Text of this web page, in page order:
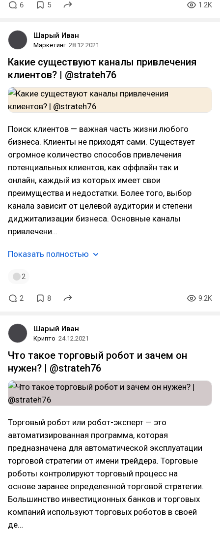
6 5 1.2K
Шарый Иван
Маркетинг 28.12.2021
Какие существуют каналы привлечения
клиентов? | @strateh76
Поиск клиентов — важная часть жизни любого
бизнеса. Клиенты не приходят сами. Существует
огромное количество способов привлечения
потенциальных клиентов, как оффлайн так и
онлайн, каждый из которых имеет свои
преимущества и недостатки. Более того, выбор
канала зависит от целевой аудитории и степени
диджитализации бизнеса. Основные каналы
привлечени…
Показать полностью
2
2 8 9.2K
Шарый Иван
Крипто 24.12.2021
Что такое торговый робот и зачем он
нужен? | @strateh76
Торговый робот или робот-эксперт — это
автоматизированная программа, которая
предназначена для автоматической эксплуатации
торговой стратегии от имени трейдера. Торговые
роботы контролируют торговый процесс на
основе заранее определенной торговой стратегии.
Большинство инвестиционных банков и торговых
компаний используют торговых роботов в своей
де…